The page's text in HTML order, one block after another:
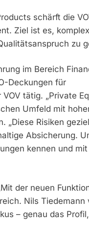
schärft die
Ziel ist es,
zu
im Bereich
Deckungen für
tätig. „Private
Umfeld mit
„Diese Risiken
Absicherung.
kennen und
der neuen
Nils Tiedemann
– genau das